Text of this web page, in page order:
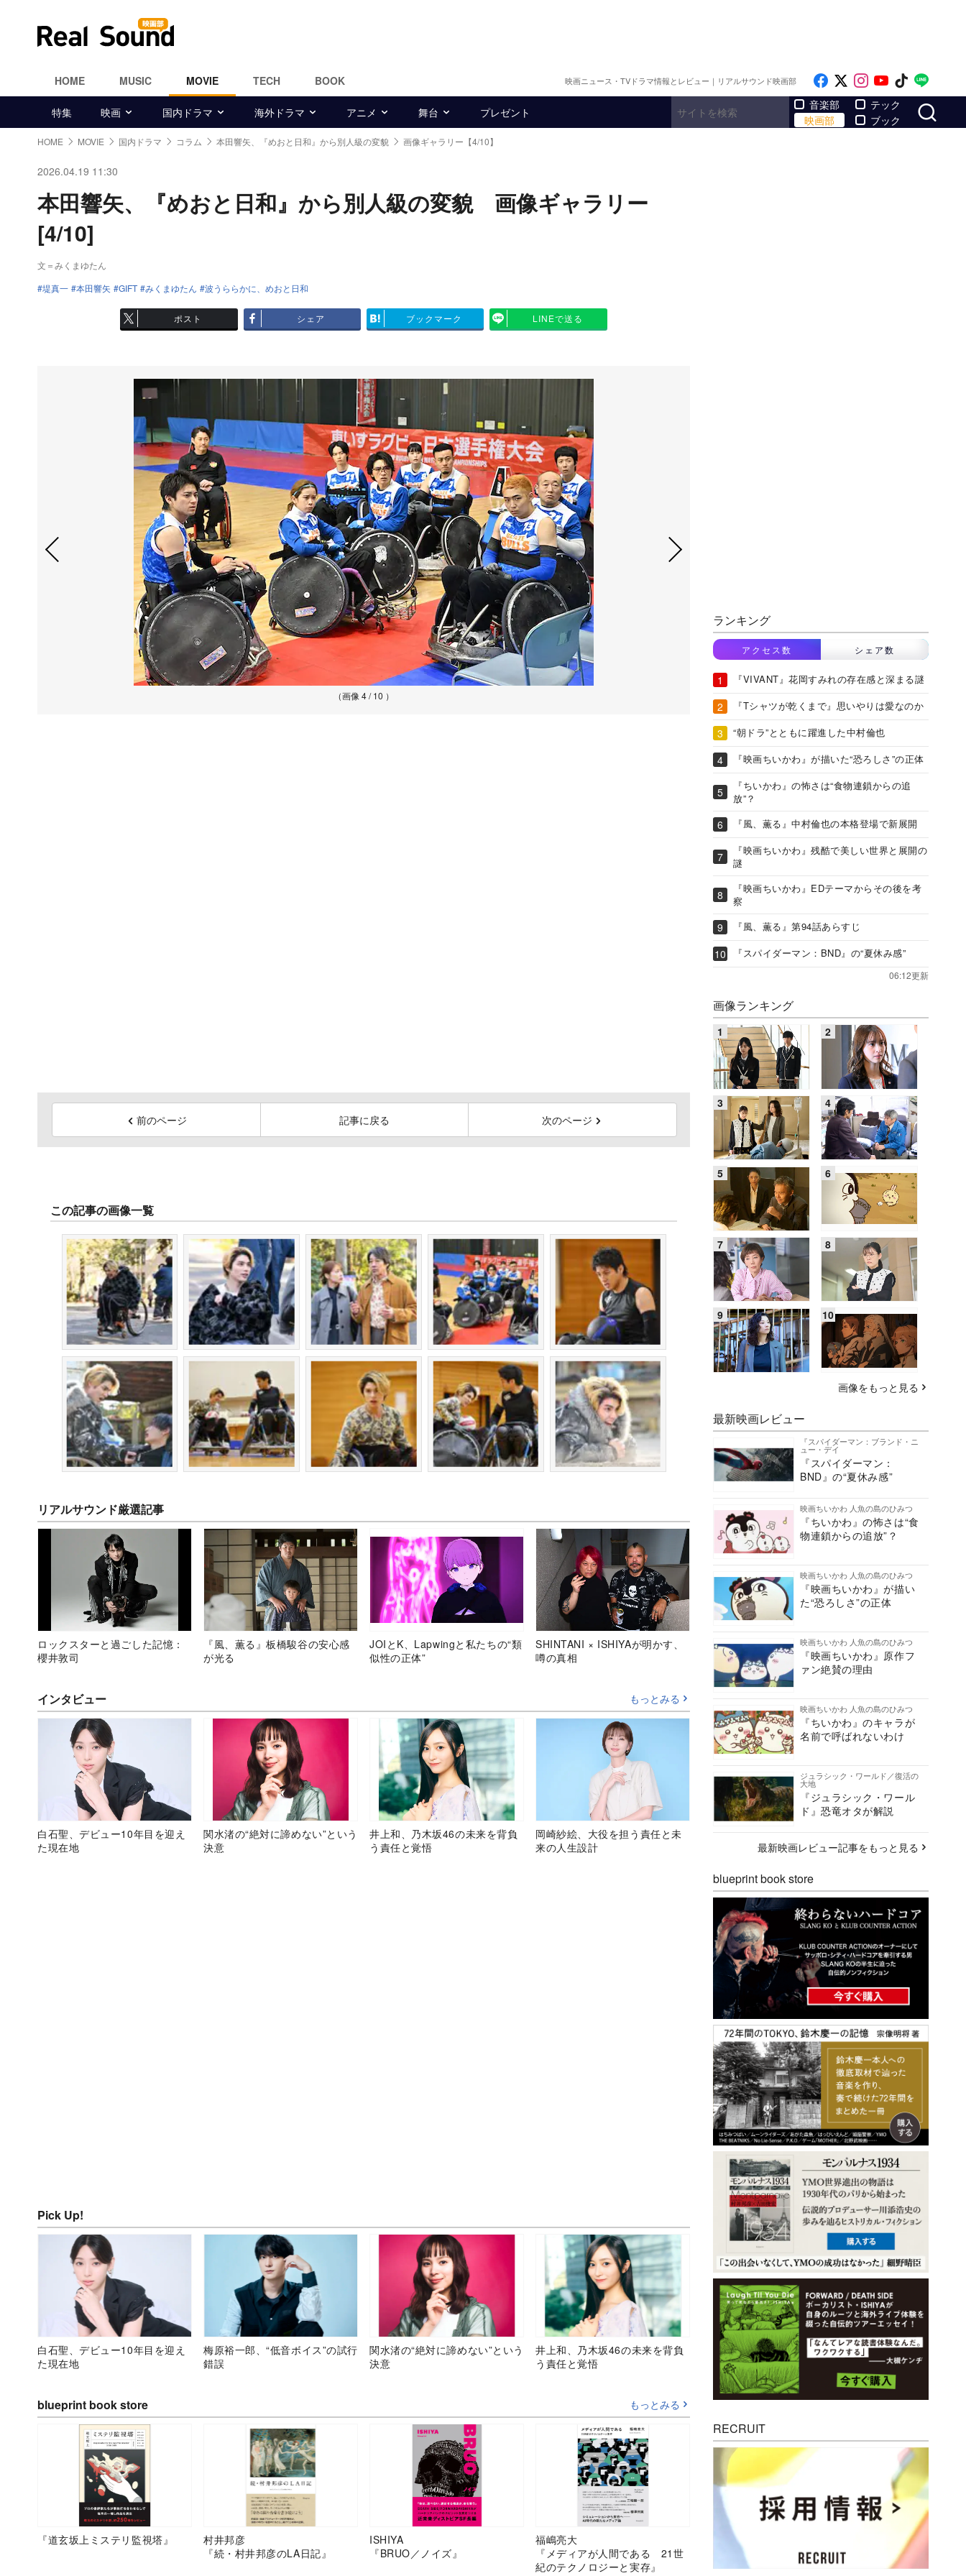
HOME MUSIC MOVIE TECH BOOK 映画ニュース・TVドラマ情報とレビュー｜リアルサウンド映画部 Like on Facebook
Follow on x
Follow on
Follow on
Follow
特集 映画 国内ドラマ 海外ドラマ アニメ 舞台 プレゼント
音楽部
映画部
テック
ブック
HOME MOVIE 国内ドラマ コラム 本田響矢、『めおと日和』から別人級の変貌 画像ギャラリー【4/10】
2026.04.19 11:30
本田響矢、『めおと日和』から別人級の変貌 画像ギャラリー
[4/10]
文＝みくまゆたん
堤真一
本田響矢 GIFT みくまゆたん 波うららかに、めおと日和
ポスト シェア ブックマーク LINEで送る
（画像 4 / 10 ）
前のページ 記事に戻る 次のページ
この記事の画像一覧
リアルサウンド厳選記事
ロックスターと過ごした記憶：
櫻井敦司
『風、薫る』板橋駿谷の安心感
が光る
JOIとK、Lapwingと私たちの“類
似性の正体”
SHINTANI × ISHIYAが明かす、
噂の真相
インタビュー もっとみる
白石聖、デビュー10年目を迎え
た現在地
関水渚の“絶対に諦めない”という
決意
井上和、乃木坂46の未来を背負
う責任と覚悟
岡崎紗絵、大役を担う責任と未
来の人生設計
Pick Up!
白石聖、デビュー10年目を迎え
た現在地
梅原裕一郎、“低音ボイス”の試行
錯誤
関水渚の“絶対に諦めない”という
決意
井上和、乃木坂46の未来を背負
う責任と覚悟
blueprint book store もっとみる
『道玄坂上ミステリ監視塔』
村井邦彦
『続・村井邦彦のLA日記』
ISHIYA
『BRUO／ノイズ』
福嶋亮大
『メディアが人間である 21世
紀のテクノロジーと実存』
ランキング
アクセス数 シェア数
『VIVANT』花岡すみれの存在感と深まる謎
『Tシャツが乾くまで』思いやりは愛なのか
“朝ドラ”とともに躍進した中村倫也
『映画ちいかわ』が描いた“恐ろしさ”の正体
『ちいかわ』の怖さは“食物連鎖からの追
放”？
『風、薫る』中村倫也の本格登場で新展開
『映画ちいかわ』残酷で美しい世界と展開の
謎
『映画ちいかわ』EDテーマからその後を考
察
『風、薫る』第94話あらすじ
『スパイダーマン：BND』の“夏休み感”
06:12更新
画像ランキング
画像をもっと見る
最新映画レビュー
『スパイダーマン：ブランド・ニ
ュー・デイ
『スパイダーマン：
BND』の“夏休み感”
映画ちいかわ 人魚の島のひみつ
『ちいかわ』の怖さは“食
物連鎖からの追放”？
映画ちいかわ 人魚の島のひみつ
『映画ちいかわ』が描い
た“恐ろしさ”の正体
映画ちいかわ 人魚の島のひみつ
『映画ちいかわ』原作フ
ァン絶賛の理由
映画ちいかわ 人魚の島のひみつ
『ちいかわ』のキャラが
名前で呼ばれないわけ
ジュラシック・ワールド／復活の
大地
『ジュラシック・ワール
ド』恐竜オタが解説
最新映画レビュー記事をもっと見る
blueprint book store
RECRUIT